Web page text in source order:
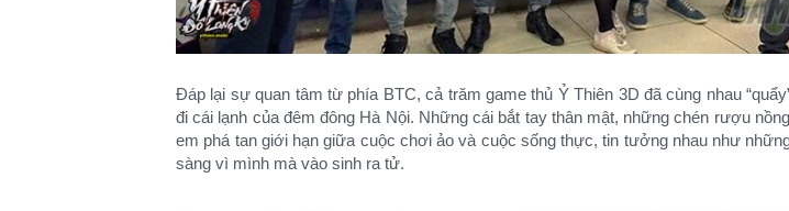
Đáp lại sự quan tâm từ phía BTC, cả trăm game thủ Ỷ Thiên 3D đã cùng nhau
đi cái lạnh của đêm đông Hà Nội. Những cái bắt tay thân mật, những chén rượu
em phá tan giới hạn giữa cuộc chơi ảo và cuộc sống thực, tin tưởng nhau như
sàng vì mình mà vào sinh ra tử.